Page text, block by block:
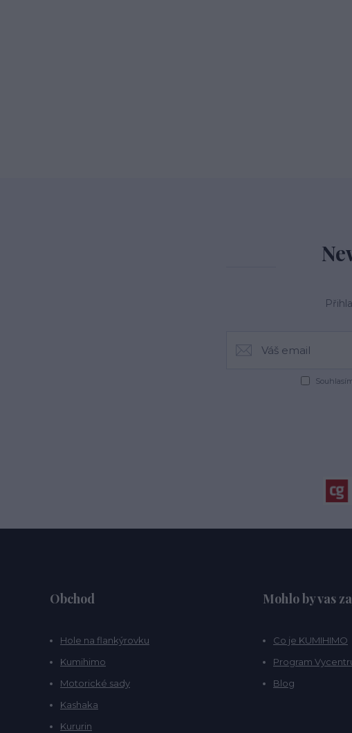
Obchod
Hole na flankýrovku
Kumihimo
Motorické sady
Kashaka
Kururin
Mohlo by vas
Co je KUMIHIMO
Program
Blog